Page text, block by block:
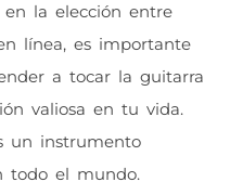
la elección entre
línea, es importante
a tocar la guitarra
valiosa en tu vida.
un instrumento
todo el mundo.